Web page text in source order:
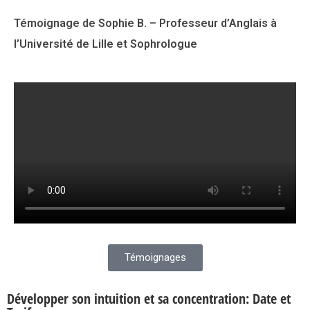
Témoignage de Sophie B. – Professeur d’Anglais à
l’Université de Lille et Sophrologue
Témoignages
Développer son intuition et sa concentration: Date et